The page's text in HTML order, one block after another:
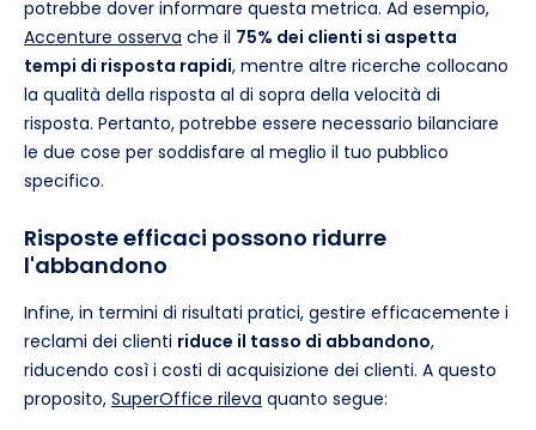
potrebbe dover informare questa metrica. Ad esempio,
Accenture osserva che il 75% dei clienti si aspetta
tempi di risposta rapidi, mentre altre ricerche collocano
la qualità della risposta al di sopra della velocità di
risposta. Pertanto, potrebbe essere necessario bilanciare
le due cose per soddisfare al meglio il tuo pubblico
specifico.
Risposte efficaci possono ridurre
l'abbandono
Infine, in termini di risultati pratici, gestire efficacemente i
reclami dei clienti riduce il tasso di abbandono,
riducendo così i costi di acquisizione dei clienti. A questo
proposito, SuperOffice rileva quanto segue: